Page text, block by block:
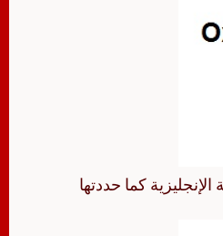
الإنجليزية كما حددتها